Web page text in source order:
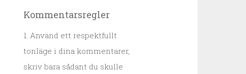
Kommentarsregler
1. Använd ett respektfullt
tonläge i dina kommentarer,
skriv bara sådant du skulle